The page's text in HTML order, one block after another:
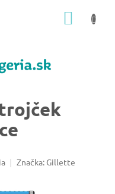
Značka: Gillette